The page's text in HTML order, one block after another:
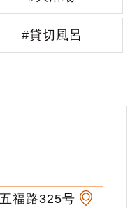
#貸切風呂
福路325号